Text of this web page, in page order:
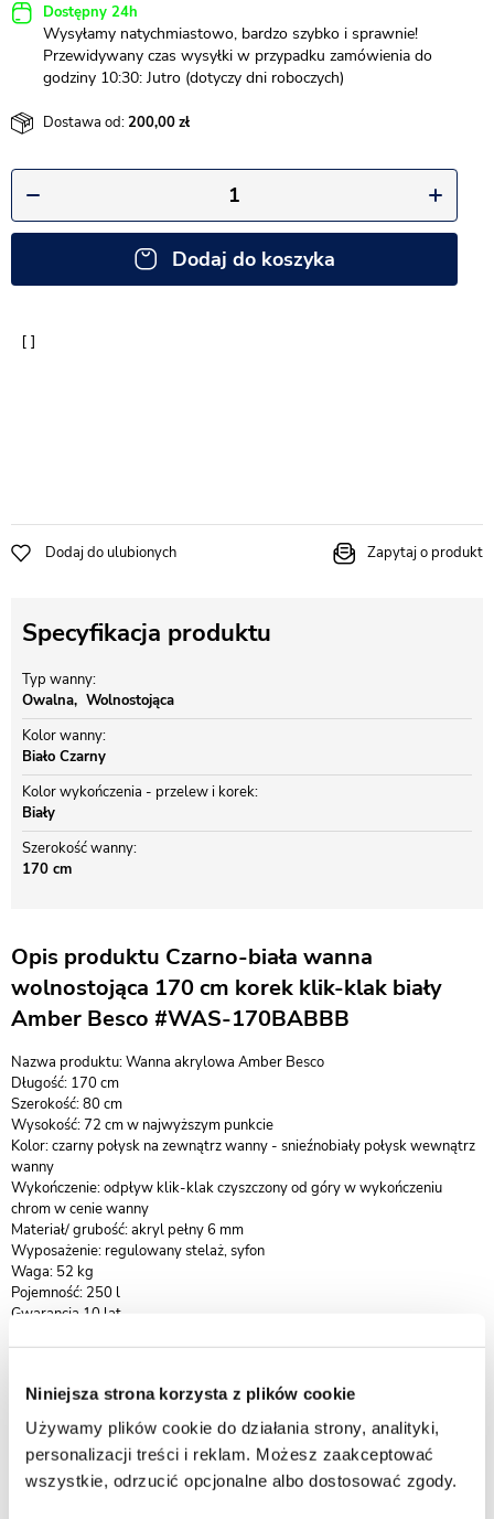
Niniejsza strona korzysta z plików cookie
Używamy plików cookie do działania strony, analityki,
personalizacji treści i reklam. Możesz zaakceptować
wszystkie, odrzucić opcjonalne albo dostosować zgody.
Dostępny 24h
Wysyłamy natychmiastowo, bardzo szybko i sprawnie!
Przewidywany czas wysyłki w przypadku zamówienia do
godziny 10:30: Jutro (dotyczy dni roboczych)
Dostawa od:200,00
Dodaj do koszyka
Dodaj do ulubionych Zapytaj o produkt
Specyfikacja produktu
Typ wanny
Owalna
Wolnostojąca
Kolor wanny
Biało Czarny
Kolor wykończenia - przelew i korek
Biały
Szerokość wanny
170 cm
Opis produktu Czarno-biała wanna
wolnostojąca 170 cm korek klik-klak biały
Amber Besco #WAS-170BABBB
Nazwa produktu: Wanna akrylowa Amber Besco
Długość: 170 cm
Szerokość: 80 cm
Wysokość: 72 cm w najwyższym punkcie
Kolor: czarny połysk na zewnątrz wanny - snieźnobiały połysk wewnątrz
wanny
Wykończenie: odpływ klik-klak czyszczony od góry w wykończeniu
chrom w cenie wanny
Materiał/ grubość: akryl pełny 6 mm
Wyposażenie: regulowany stelaż, syfon
Waga: 52 kg
Pojemność: 250 l
Gwarancja 10 lat
podnosi odporność powierzchni oraz komfort codziennego użytkowania.
Dzięki zastosowaniu starannie dobranych materiałów, wanny
wolnostojące marki Besco łączą wysokie walory estetyczne z
doskonałymi właściwościami użytkowymi.